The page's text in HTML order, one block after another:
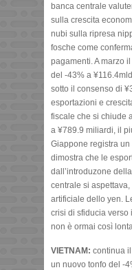
banca centrale
sulla crescita
nubi sulla ripresa
fosche come
pagamenti. A marzo
del -43% a
sotto il consenso di
esportazioni e
fiscale che si chiude
a ¥789.9 miliardi, il
Giappone registra
dimostra che le
dall’introduzone
centrale si
artificiale dello yen.
crisi di sfiducia verso
non è ormai così
VIETNAM: continua
un nuovo tonfo del -